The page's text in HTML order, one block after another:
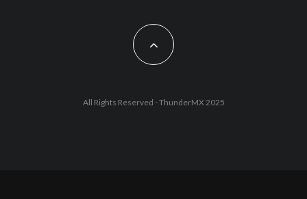
All Rights Reserved - ThunderMX 2025